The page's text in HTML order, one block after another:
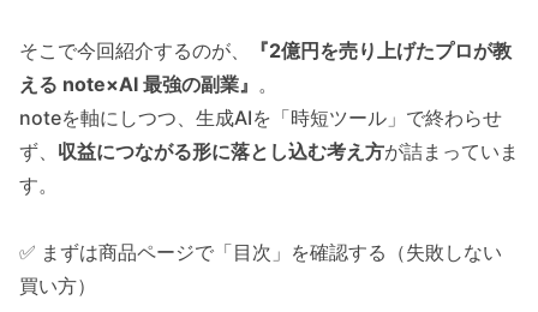
そこで今回紹介するのが、
『2億円を売り上げたプロが教
える note×AI 最強の副業』 。
noteを軸にしつつ、生成AIを「時短ツール」で終わらせ
ず、 収益につながる形に落とし込む考え方が詰まっていま
す。
✅ まずは商品ページで「目次」を確認する（失敗しない
買い方）